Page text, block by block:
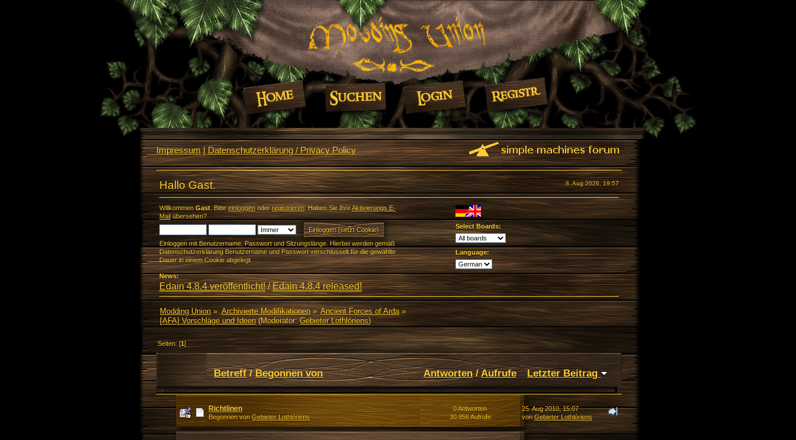
Impressum|Datenschutzerklärung / Privacy Policy
8. Aug 2026, 19:57
Hallo Gast.
Willkommen Gast. Bitte einloggenoderregistrieren. Haben Sie IhreAktivierungs E-
Mailübersehen?
Einloggen mit Benutzername, Passwort und Sitzungslänge. Hierbei werden gemäß
Datenschutzerklärung Benutzername und Passwort verschlüsselt für die gewählte
Dauer in einem Cookie abgelegt.
Select Boards:
Language:
News:
Edain 4.8.4 veröffentlicht!/Edain 4.8.4 released!
Modding Union» Archivierte Modifikationen» Ancient Forces of Arda»
[AFA] Vorschläge und Ideen(Moderator:Gebieter Lothlóriens)
Seiten: [1]
Betreff/Begonnen von Antworten/Aufrufe Letzter Beitrag
Richtlinen
Begonnen von Gebieter Lothlóriens
0 Antworten
30.856 Aufrufe
25. Aug 2010, 15:07
vonGebieter Lothlóriens